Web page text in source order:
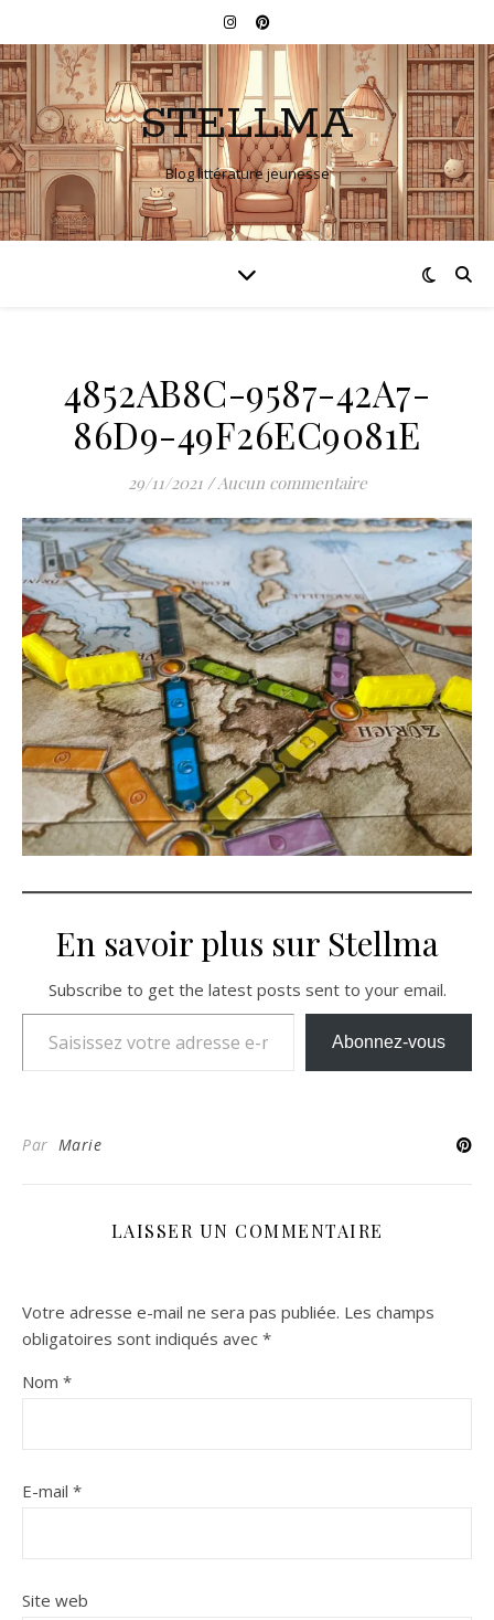
STELLMA
Blog littérature jeunesse
4852AB8C-9587-42A7-
86D9-49F26EC9081E
29/11/2021 /Aucun commentaire
En savoir plus sur Stellma
Subscribe to get the latest posts sent to your email.
Saisissez votre adresse e-mail…
Abonnez-vous
Par Marie
LAISSER UN COMMENTAIRE
Votre adresse e-mail ne sera pas publiée. Les champs
obligatoires sont indiqués avec *
Nom *
E-mail *
Site web